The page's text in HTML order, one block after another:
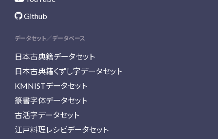
Github
データセット／データベース
日本古典籍データセット
日本古典籍くずし字データセット
KMNISTデータセット
篆書字体データセット
古活字データセット
江戸料理レシピデータセット